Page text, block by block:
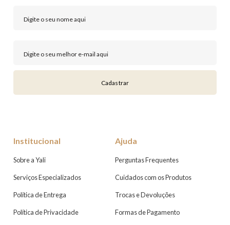
Cadastrar
Institucional
Sobre a Yali
Serviços Especializados
Política de Entrega
Política de Privacidade
Ajuda
Perguntas Frequentes
Cuidados com os Produtos
Trocas e Devoluções
Formas de Pagamento